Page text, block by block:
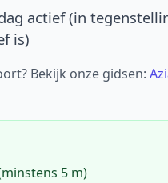
actief (in
is)
Bekijk onze gidsen:
5 m)